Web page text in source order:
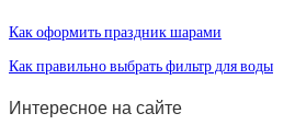
Как оформить праздник шарами
Как правильно выбрать фильтр для воды
Интересное на сайте